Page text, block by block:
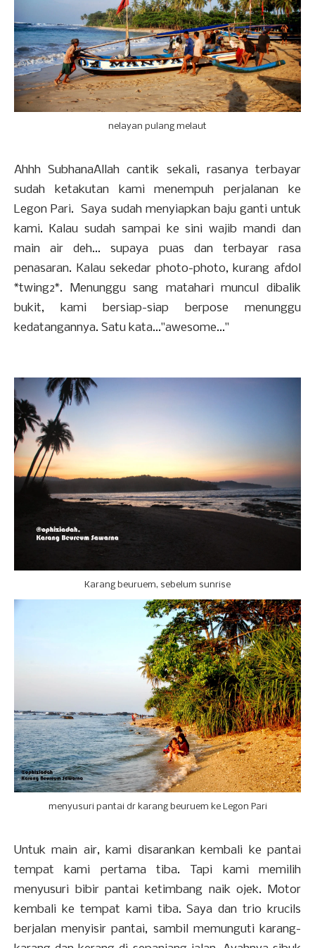
nelayan pulang melaut
Ahhh SubhanaAllah cantik sekali, rasanya terbayar
sudah ketakutan kami menempuh perjalanan ke
Legon Pari. Saya sudah menyiapkan baju ganti untuk
kami. Kalau sudah sampai ke sini wajib mandi dan
main air deh... supaya puas dan terbayar rasa
penasaran. Kalau sekedar photo-photo, kurang afdol
*twing2*. Menunggu sang matahari muncul dibalik
bukit, kami bersiap-siap berpose menunggu
kedatangannya. Satu kata..."awesome..."
Karang beuruem, sebelum sunrise
menyusuri pantai dr karang beuruem ke Legon Pari
Untuk main air, kami disarankan kembali ke pantai
tempat kami pertama tiba. Tapi kami memilih
menyusuri bibir pantai ketimbang naik ojek. Motor
kembali ke tempat kami tiba. Saya dan trio krucils
berjalan menyisir pantai, sambil memunguti karang-